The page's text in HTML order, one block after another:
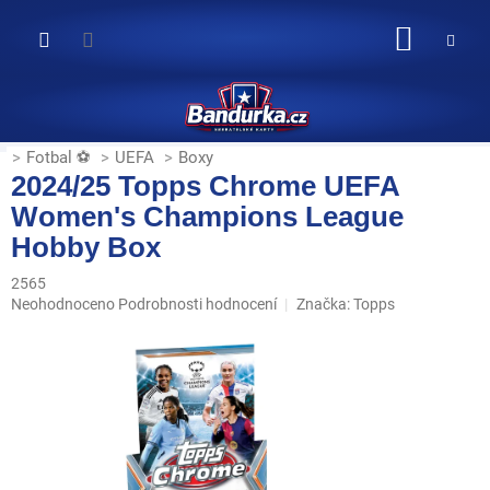
obsah
Fotbal ⚽ UEFA Boxy
2024/25 Topps Chrome UEFA
Women's Champions League
Hobby Box
2565
Průměrné
Neohodnoceno Podrobnosti hodnocení Značka:Topps